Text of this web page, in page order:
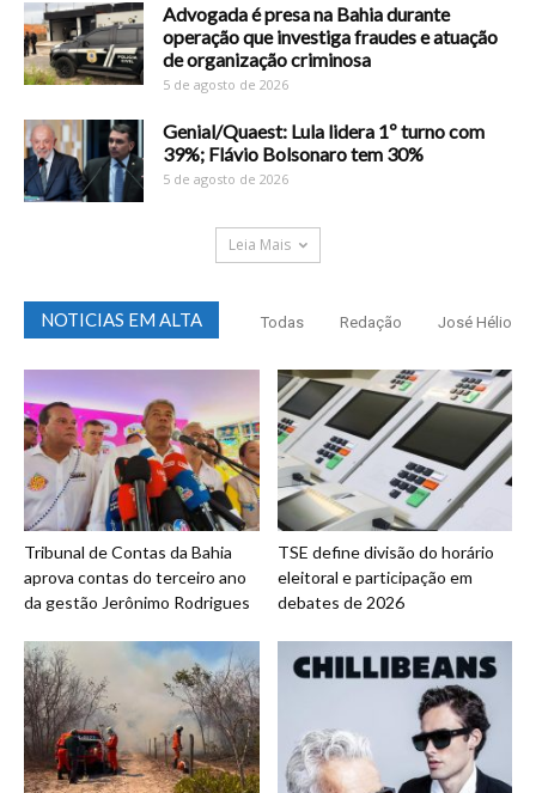
Advogada é presa na Bahia durante
operação que investiga fraudes e atuação
de organização criminosa
5 de agosto de 2026
Genial/Quaest: Lula lidera 1º turno com
39%; Flávio Bolsonaro tem 30%
5 de agosto de 2026
Leia Mais
NOTICIAS EM ALTA Todas Redação José Hélio
Tribunal de Contas da Bahia
aprova contas do terceiro ano
da gestão Jerônimo Rodrigues
TSE define divisão do horário
eleitoral e participação em
debates de 2026